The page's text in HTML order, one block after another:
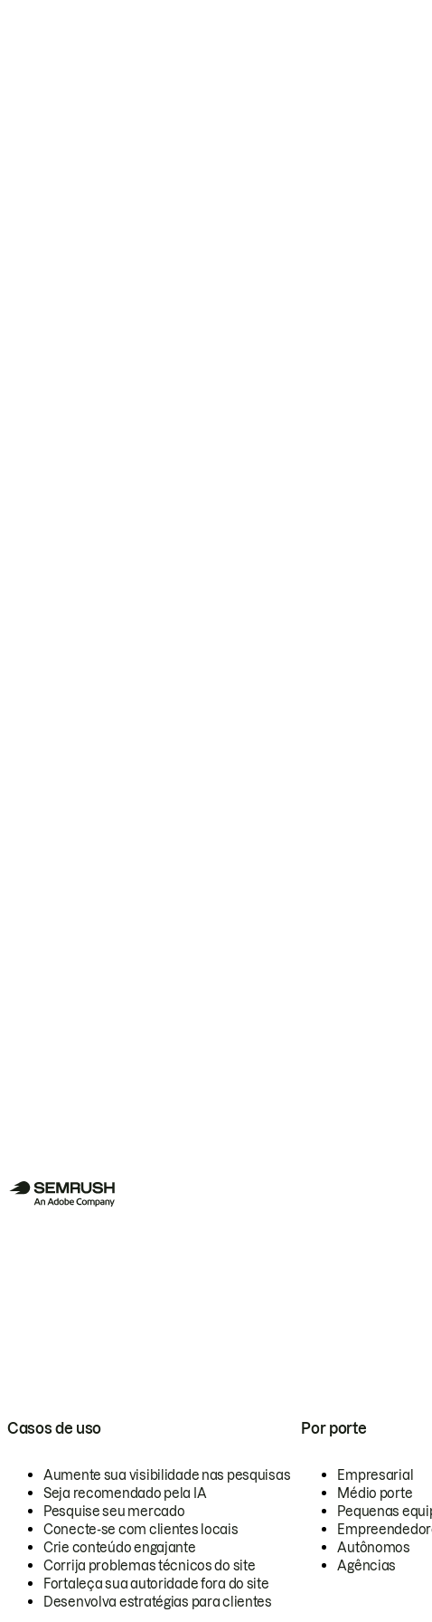
Casos de uso
Aumente sua visibilidade nas pesquisas
Seja recomendado pela IA
Pesquise seu mercado
Conecte-se com clientes locais
Crie conteúdo engajante
Corrija problemas técnicos do site
Fortaleça sua autoridade fora do site
Desenvolva estratégias para clientes
Por porte
Empresarial
Médio porte
Pequenas
Autônomos
Agências